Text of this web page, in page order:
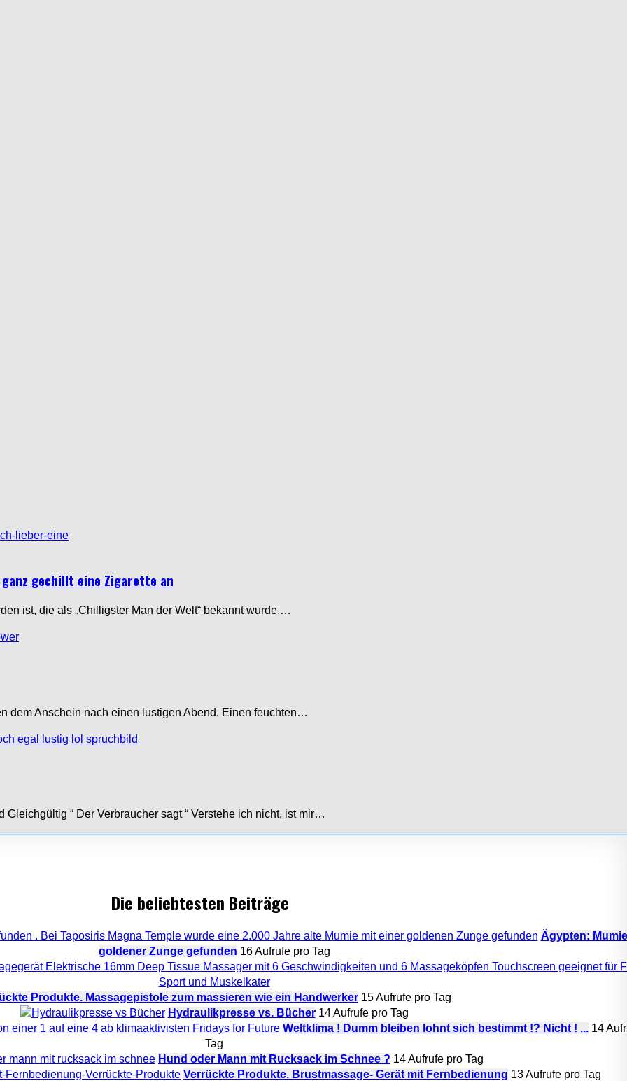
gechillt eine Zigarette an
ist, die als „Chilligster Man der Welt“ bekannt wurde,…
dem Anschein nach einen lustigen Abend. Einen feuchten…
“ Der Verbraucher sagt “ Verstehe ich nicht, ist mir…
Die beliebtesten Beiträge
Ägypten:
goldener Zunge gefunden 16 Aufrufe pro Tag
Produkte. Massagepistole zum massieren wie ein Handwerker 15 Aufrufe pro Tag
Hydraulikpresse vs. Bücher 14 Aufrufe pro Tag
Weltklima ! Dumm bleiben lohnt sich bestimmt !? Nicht ! ... 14
Tag
Hund oder Mann mit Rucksack im Schnee ? 14 Aufrufe pro Tag
Verrückte Produkte. Brustmassage- Gerät mit Fernbedienung 13 Aufrufe pro Tag